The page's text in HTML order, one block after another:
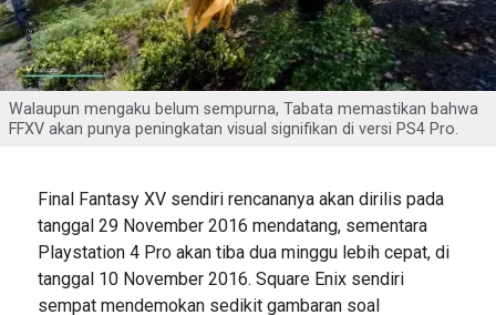
Walaupun mengaku belum sempurna, Tabata memastikan bahwa
FFXV akan punya peningkatan visual signifikan di versi PS4 Pro.
Final Fantasy XV sendiri rencananya akan dirilis pada
tanggal 29 November 2016 mendatang, sementara
Playstation 4 Pro akan tiba dua minggu lebih cepat, di
tanggal 10 November 2016. Square Enix sendiri
sempat mendemokan sedikit gambaran soal